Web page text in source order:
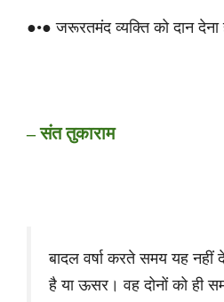
●•● जरूरतमंद व्यक्ति को दान देना
– संत तुकाराम
बादल वर्षा करते समय यह
है या ऊसर। वह दोनों को ही